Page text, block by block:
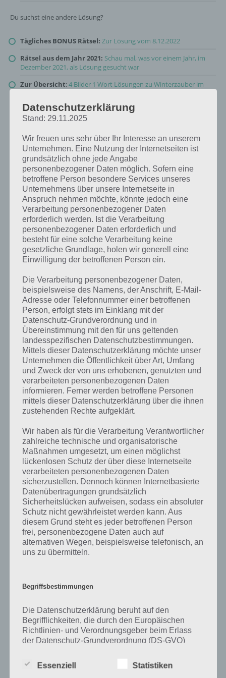
Du suchst eine andere Lösung?
Tägliches BONUS Rätsel: Zur Lösung vom 8.12.2022
Rätsel aus dem Jahr 2021: Schau mal, was vor einem Jahr, im
Dezember 2021, als Lösung gesucht war
Zur Übersicht:4 Bilder 1 Wort Lösungen zu Winterzauber im
Kurze Begriffserklärung zur Lösung
Plätzchen
Plätzchen ist die Lösung für das tägliche Rätsel am 8.12.2022 in 4
Bilder 1 Wort, doch welche Bedeutung hat dieses eigentlich und was
bestimmten Lösungen präsentieren wir daher auch immer eine
kurze Begriffserklärung!
Zu Plätzchen haben wir zunächst keine weiteren Informationen
parat!
Auf WhatsApp teilen Teilen auf Facebook
Tweet auf Twitter
Datenschutzerklärung
Stand: 29.11.2025
Wir freuen uns sehr über Ihr Interesse an unserem
Unternehmen. Eine Nutzung der Internetseiten ist
grundsätzlich ohne jede Angabe
personenbezogener Daten möglich. Sofern eine
betroffene Person besondere Services unseres
Unternehmens über unsere Internetseite in
Anspruch nehmen möchte, könnte jedoch eine
Verarbeitung personenbezogener Daten
erforderlich werden. Ist die Verarbeitung
personenbezogener Daten erforderlich und
besteht für eine solche Verarbeitung keine
gesetzliche Grundlage, holen wir generell eine
Einwilligung der betroffenen Person ein.
Die Verarbeitung personenbezogener Daten,
beispielsweise des Namens, der Anschrift, E-Mail-
Adresse oder Telefonnummer einer betroffenen
Person, erfolgt stets im Einklang mit der
Datenschutz-Grundverordnung und in
Übereinstimmung mit den für uns geltenden
landesspezifischen Datenschutzbestimmungen.
Mittels dieser Datenschutzerklärung möchte unser
Unternehmen die Öffentlichkeit über Art, Umfang
und Zweck der von uns erhobenen, genutzten und
verarbeiteten personenbezogenen Daten
informieren. Ferner werden betroffene Personen
mittels dieser Datenschutzerklärung über die ihnen
zustehenden Rechte aufgeklärt.
Wir haben als für die Verarbeitung Verantwortlicher
zahlreiche technische und organisatorische
Maßnahmen umgesetzt, um einen möglichst
lückenlosen Schutz der über diese Internetseite
verarbeiteten personenbezogenen Daten
sicherzustellen. Dennoch können Internetbasierte
Datenübertragungen grundsätzlich
Sicherheitslücken aufweisen, sodass ein absoluter
Schutz nicht gewährleistet werden kann. Aus
diesem Grund steht es jeder betroffenen Person
frei, personenbezogene Daten auch auf
alternativen Wegen, beispielsweise telefonisch, an
uns zu übermitteln.
Begriffsbestimmungen
Die Datenschutzerklärung beruht auf den
Begrifflichkeiten, die durch den Europäischen
Richtlinien- und Verordnungsgeber beim Erlass
der Datenschutz-Grundverordnung (DS-GVO)
soll sowohl für die Öffentlichkeit als auch für
unsere Kunden und Geschäftspartner einfach
Essenziell Statistiken